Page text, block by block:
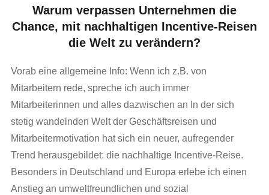
Warum verpassen Unternehmen die
Chance, mit nachhaltigen Incentive-Reisen
die Welt zu verändern?
Vorab eine allgemeine Info: Wenn ich z.B. von
Mitarbeitern rede, spreche ich auch immer
Mitarbeiterinnen und alles dazwischen an In der sich
stetig wandelnden Welt der Geschäftsreisen und
Mitarbeitermotivation hat sich ein neuer, aufregender
Trend herausgebildet: die nachhaltige Incentive-Reise.
Besonders in Deutschland und Europa erlebe ich einen
Anstieg an umweltfreundlichen und sozial